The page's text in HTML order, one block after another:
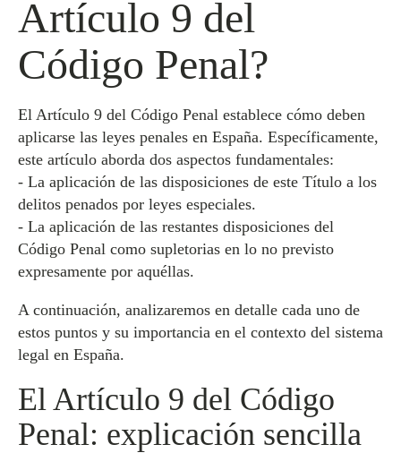
Artículo 9 del
Código Penal?
El Artículo 9 del Código Penal establece cómo deben
aplicarse las leyes penales en España. Específicamente,
este artículo aborda dos aspectos fundamentales:
- La aplicación de las disposiciones de este Título a los
delitos penados por leyes especiales.
- La aplicación de las restantes disposiciones del
Código Penal como supletorias en lo no previsto
expresamente por aquéllas.
A continuación, analizaremos en detalle cada uno de
estos puntos y su importancia en el contexto del sistema
legal en España.
El Artículo 9 del Código
Penal: explicación sencilla